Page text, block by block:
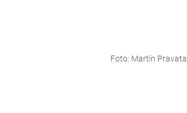
Foto: Martín Pravata